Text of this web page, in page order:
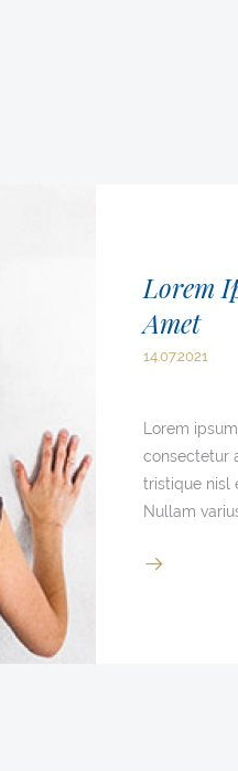
Lorem
Amet
14.07.2021
Lorem
consectetur
tristique nisl
Nullam